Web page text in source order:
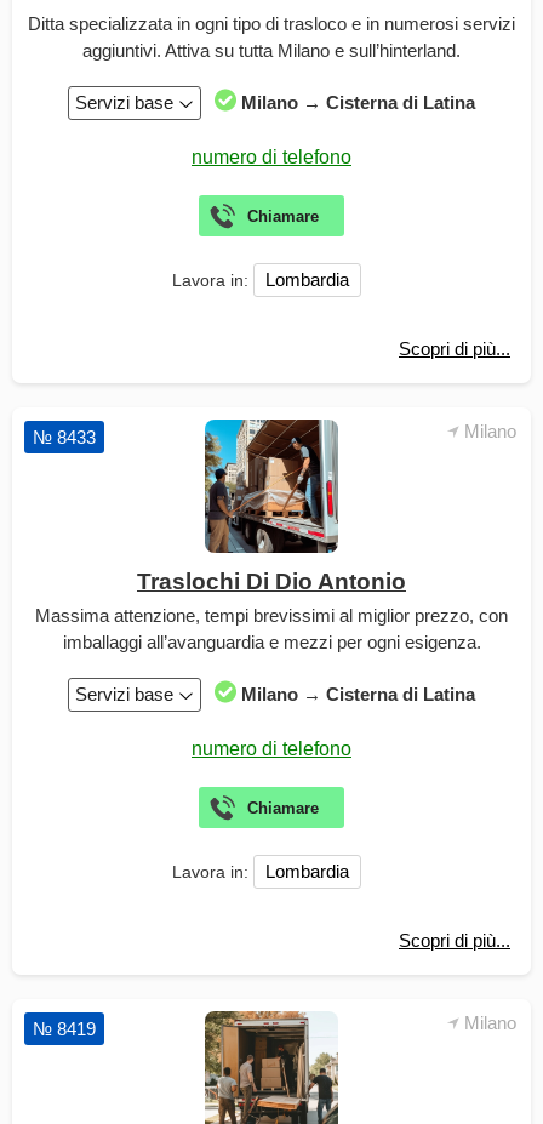
Ditta specializzata in ogni tipo di trasloco e in numerosi servizi
aggiuntivi. Attiva su tutta Milano e sull’hinterland.
Servizi base Milano → Cisterna di Latina
Lavora in: Lombardia
Scopri di più...
Milano
№ 8433
Traslochi Di Dio Antonio
Massima attenzione, tempi brevissimi al miglior prezzo, con
imballaggi all’avanguardia e mezzi per ogni esigenza.
Servizi base Milano → Cisterna di Latina
Lavora in: Lombardia
Scopri di più...
Milano
№ 8419